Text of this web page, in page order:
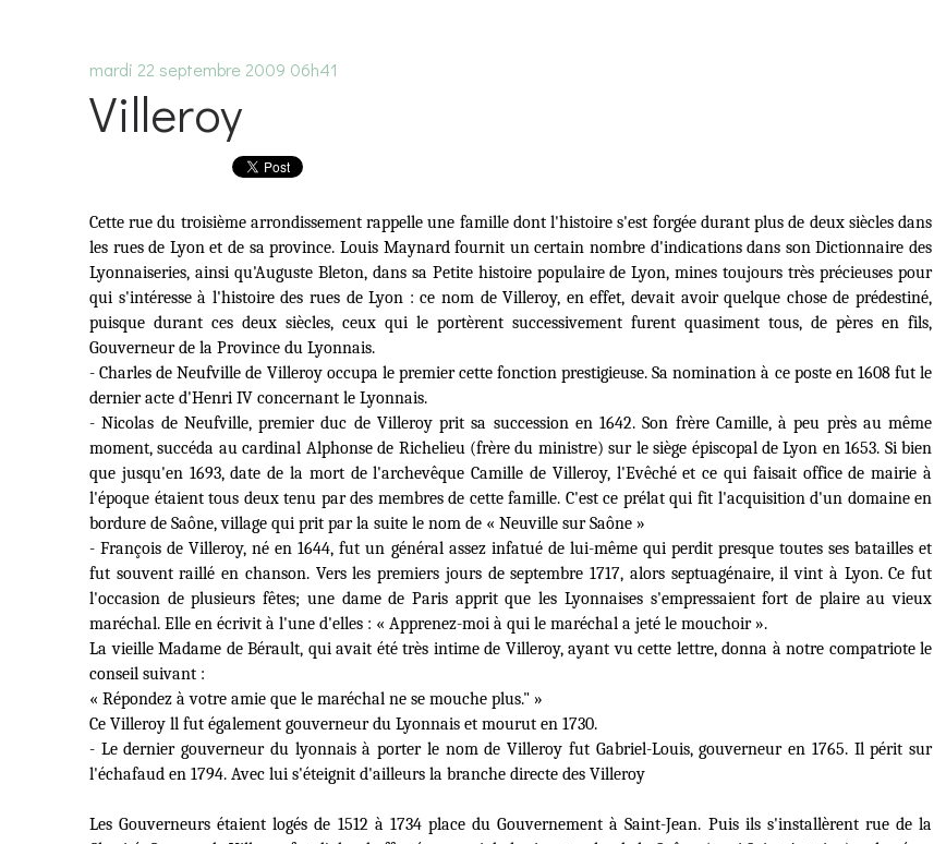
mardi 22 septembre 2009 06h41
Villeroy
Cette rue du troisième arrondissement rappelle une famille dont l'histoire s'est forgée durant plus de deux siècles dans
les rues de Lyon et de sa province. Louis Maynard fournit un certain nombre d'indications dans sonDictionnaire des
Lyonnaiseries, ainsi qu'Auguste Bleton, dans sa Petite histoire populaire de Lyon, mines toujours très précieuses pour
qui s'intéresse à l'histoire des rues de Lyon : ce nom deVilleroy, en effet, devait avoir quelque chose de prédestiné,
puisque durant ces deux siècles, ceux qui le portèrent successivement furent quasiment tous, de pères en fils,
Gouverneur de la Province du Lyonnais.
-Charles de Neufville de Villeroyoccupa le premier cette fonction prestigieuse. Sa nomination à ce poste en 1608 fut le
dernier acte d'Henri IV concernant le Lyonnais.
-Nicolas de Neufville,premier duc de Villeroy prit sa succession en 1642. Son frère Camille, à peu près au même
moment, succéda au cardinal Alphonse de Richelieu (frère du ministre) sur le siège épiscopal de Lyon en 1653. Si bien
que jusqu'en 1693, date de la mort de l'archevêque Camille de Villeroy, l'Evêché et ce qui faisait office de mairie à
l'époque étaient tous deux tenu par des membres de cette famille. C'est ce prélat qui fit l'acquisition d'un domaine en
bordure de Saône, village qui prit par la suite le nom de « Neuville sur Saône »
-François de Villeroy, né en 1644, fut un général assez infatué de lui-même qui perdit presque toutes ses batailles et
fut souvent raillé en chanson. Vers les premiers jours de septembre 1717, alors septuagénaire, il vint à Lyon. Ce fut
l'occasion de plusieurs fêtes; une dame de Paris apprit que les Lyonnaises s'empressaient fort de plaire au vieux
maréchal. Elle en écrivit à l'une d'elles : « Apprenez-moi à qui le maréchal a jeté le mouchoir ».
La vieille Madame de Bérault, qui avait été très intime de Villeroy, ayant vu cette lettre, donna à notre compatriote le
conseil suivant :
« Répondez à votre amie que le maréchal ne se mouche plus." »
Ce Villeroy ll fut également gouverneur du Lyonnais et mourut en 1730.
- Le dernier gouverneur du lyonnais à porter le nom de Villeroy fut Gabriel-Louis, gouverneur en 1765. Il périt sur
l'échafaud en 1794. Avec lui s'éteignit d'ailleurs la branche directe des Villeroy
Les Gouverneurs étaient logés de 1512 à 1734 place du Gouvernement à Saint-Jean. Puis ils s'installèrent rue de la